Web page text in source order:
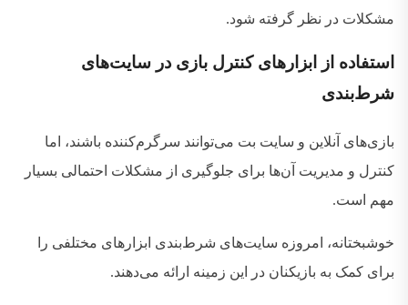
مشکلات در نظر گرفته شود.
استفاده از ابزارهای کنترل بازی در سایت‌های
شرط‌بندی
بازی‌های آنلاین و سایت بت می‌توانند سرگرم‌کننده باشند، اما
کنترل و مدیریت آن‌ها برای جلوگیری از مشکلات احتمالی بسیار
مهم است.
خوشبختانه، امروزه سایت‌های شرط‌بندی ابزارهای مختلفی را
برای کمک به بازیکنان در این زمینه ارائه می‌دهند.